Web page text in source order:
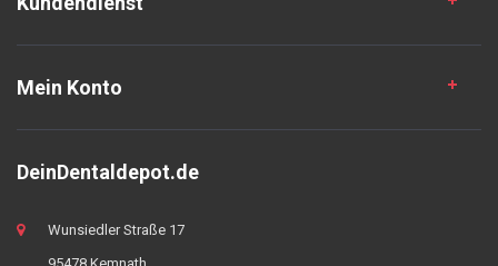
Mein Konto
DeinDentaldepot.de
Wunsiedler Straße 17